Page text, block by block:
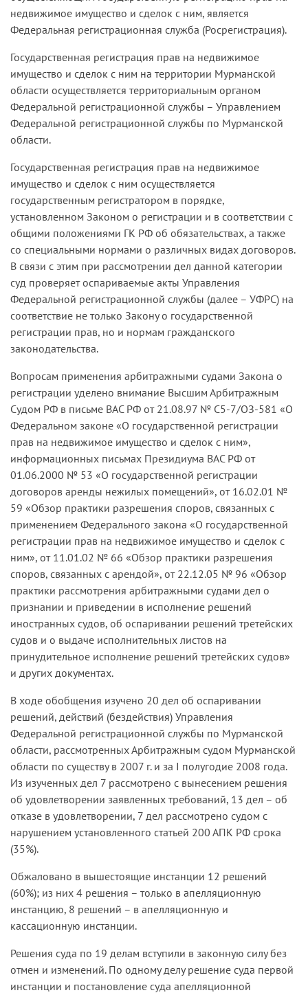
недвижимое имущество и сделок с ним, является
Федеральная регистрационная служба (Росрегистрация).
Государственная регистрация прав на недвижимое
имущество и сделок с ним на территории Мурманской
области осуществляется территориальным органом
Федеральной регистрационной службы – Управлением
Федеральной регистрационной службы по Мурманской
области.
Государственная регистрация прав на недвижимое
имущество и сделок с ним осуществляется
государственным регистратором в порядке,
установленном Законом о регистрации и в соответствии с
общими положениями ГК РФ об обязательствах, а также
со специальными нормами о различных видах договоров.
В связи с этим при рассмотрении дел данной категории
суд проверяет оспариваемые акты Управления
Федеральной регистрационной службы (далее – УФРС) на
соответствие не только Закону о государственной
регистрации прав, но и нормам гражданского
законодательства.
Вопросам применения арбитражными судами Закона о
регистрации уделено внимание Высшим Арбитражным
Судом РФ в письме ВАС РФ от 21.08.97 № С5-7/ОЗ-581 «О
Федеральном законе «О государственной регистрации
прав на недвижимое имущество и сделок с ним»,
информационных письмах Президиума ВАС РФ от
01.06.2000 № 53 «О государственной регистрации
договоров аренды нежилых помещений», от 16.02.01 №
59 «Обзор практики разрешения споров, связанных с
применением Федерального закона «О государственной
регистрации прав на недвижимое имущество и сделок с
ним», от 11.01.02 № 66 «Обзор практики разрешения
споров, связанных с арендой», от 22.12.05 № 96 «Обзор
практики рассмотрения арбитражными судами дел о
признании и приведении в исполнение решений
иностранных судов, об оспаривании решений третейских
судов и о выдаче исполнительных листов на
принудительное исполнение решений третейских судов»
и других документах.
В ходе обобщения изучено 20 дел об оспаривании
решений, действий (бездействия) Управления
Федеральной регистрационной службы по Мурманской
области, рассмотренных Арбитражным судом Мурманской
области по существу в 2007 г. и за I полугодие 2008 года.
Из изученных дел 7 рассмотрено с вынесением решения
об удовлетворении заявленных требований, 13 дел – об
отказе в удовлетворении, 7 дел рассмотрено судом с
нарушением установленного статьей 200 АПК РФ срока
(35%).
Обжаловано в вышестоящие инстанции 12 решений
(60%); из них 4 решения – только в апелляционную
инстанцию, 8 решений – в апелляционную и
кассационную инстанции.
Решения суда по 19 делам вступили в законную силу без
отмен и изменений. По одному делу решение суда первой
инстанции и постановление суда апелляционной